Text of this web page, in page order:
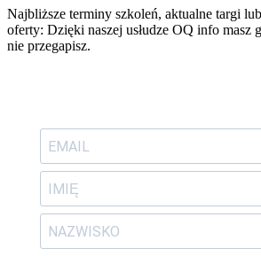
Najbliższe terminy szkoleń, aktualne targi
oferty: Dzięki naszej usłudze OQ info masz
nie przegapisz.